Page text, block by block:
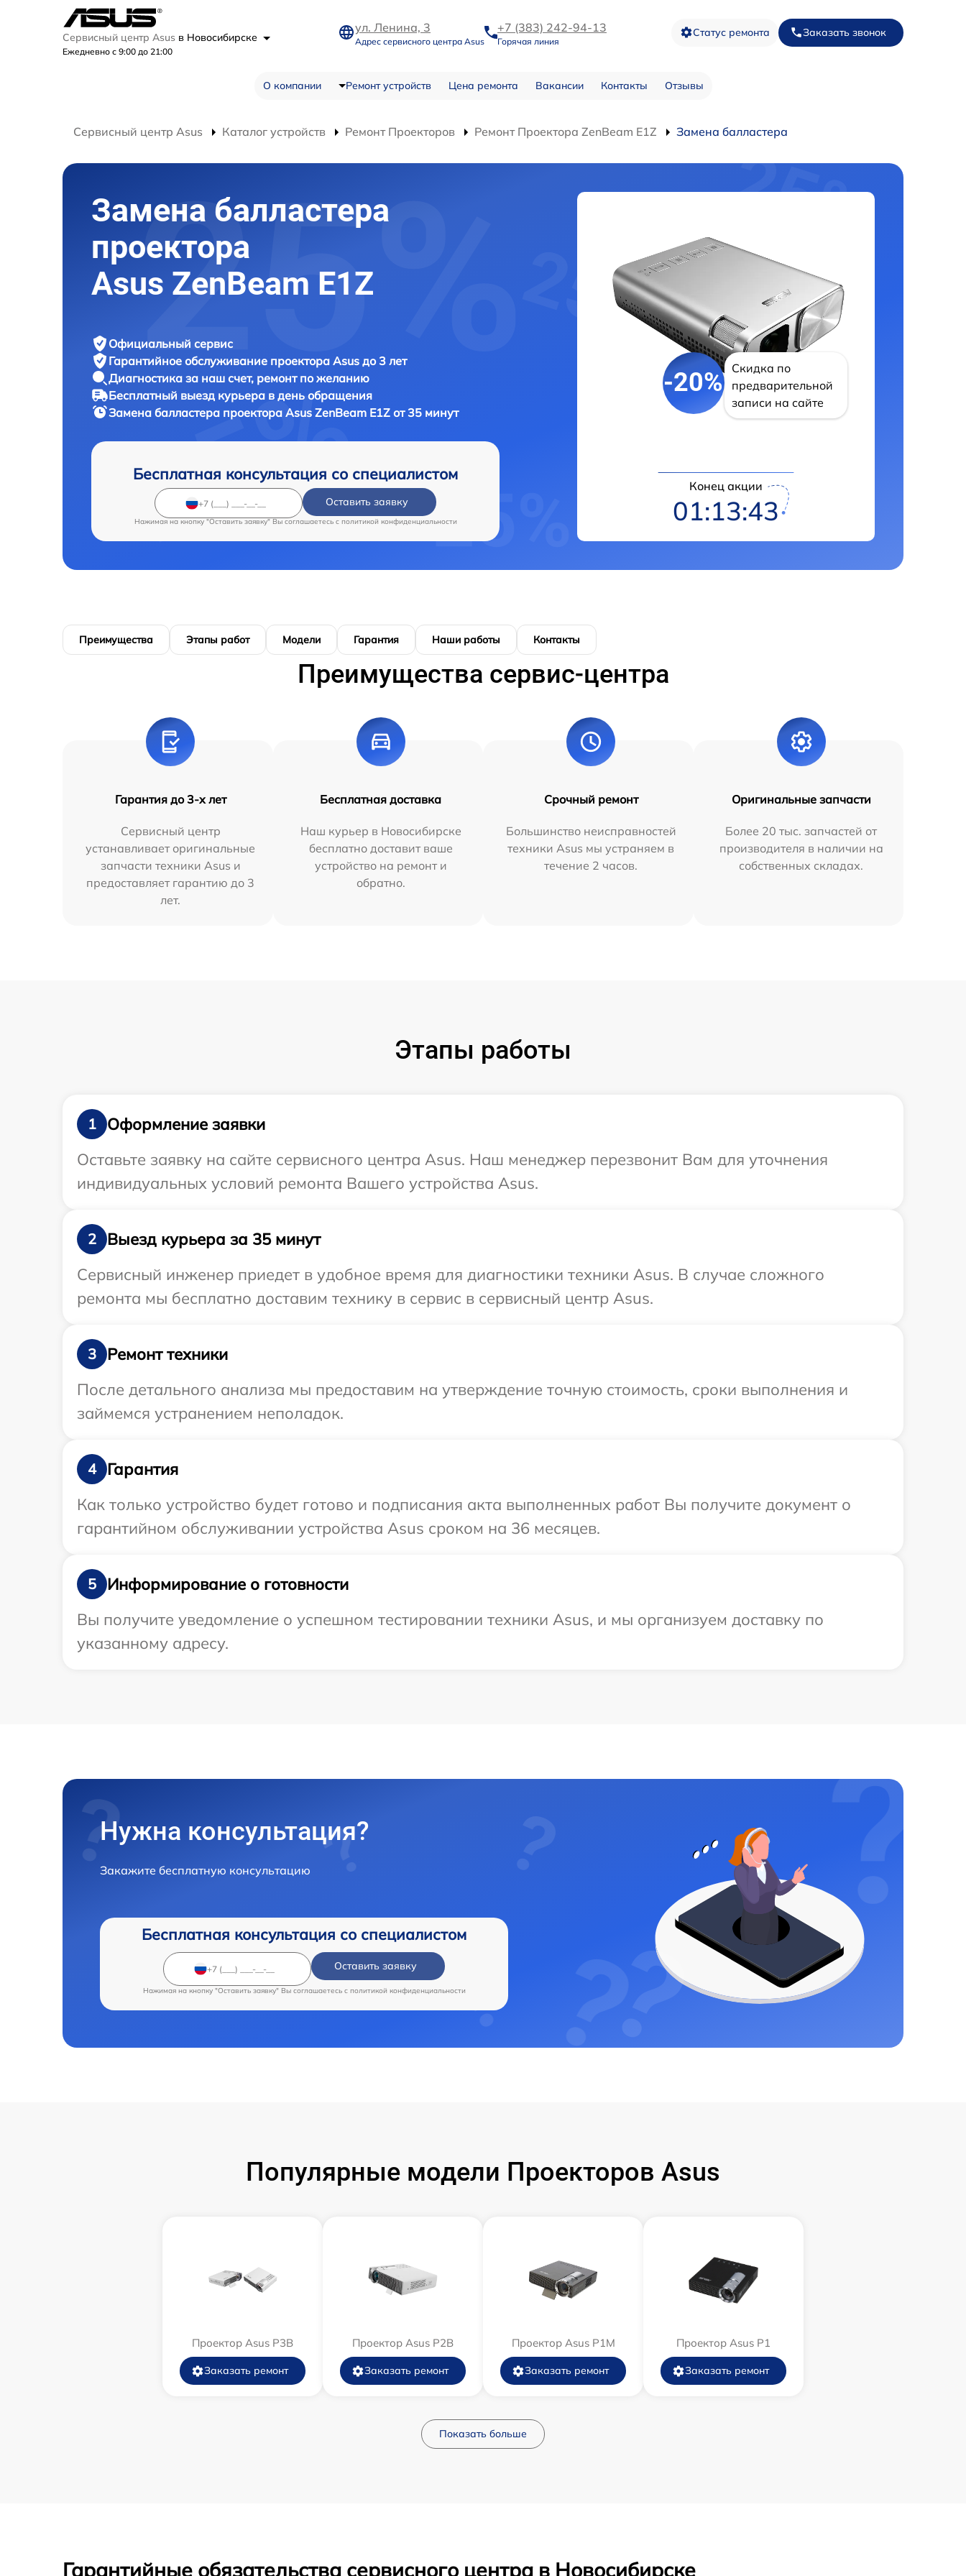
Сервисный центр Asus в Новосибирске
Ежедневно с 9:00 до 21:00
ул. Ленина, 3
Адрес сервисного центра Asus
+7 (383) 242-94-13
Горячая линия
Статус ремонта Заказать звонок
О компании Ремонт устройств Цена ремонта Вакансии Контакты Отзывы
Сервисный центр Asus Каталог устройств Ремонт Проекторов Ремонт Проектора ZenBeam E1Z Замена балластера
Замена балластера
проектора
Asus ZenBeam E1Z
Официальный сервис
Гарантийное обслуживание проектора Asus до 3 лет
Диагностика за наш счет, ремонт по желанию
Бесплатный выезд курьера в день обращения
Замена балластера проектора Asus ZenBeam E1Z от 35 минут
Бесплатная консультация со специалистом
Оставить заявку
Нажимая на кнопку "Оставить заявку" Вы соглашаетесь c политикой конфиденциальности
-20%
Скидка по
предварительной
записи на сайте
Конец акции
01:13:42
Преимущества Этапы работ Модели Гарантия Наши работы Контакты
Преимущества сервис-центра
Гарантия до 3-х лет
Сервисный центр
устанавливает оригинальные
запчасти техники Asus и
предоставляет гарантию до 3
лет.
Бесплатная доставка
Наш курьер в Новосибирске
бесплатно доставит ваше
устройство на ремонт и
обратно.
Срочный ремонт
Большинство неисправностей
техники Asus мы устраняем в
течение 2 часов.
Оригинальные запчасти
Более 20 тыс. запчастей от
производителя в наличии на
собственных складах.
Этапы работы
1
Оформление заявки
Оставьте заявку на сайте сервисного центра Asus. Наш менеджер перезвонит Вам для уточнения
индивидуальных условий ремонта Вашего устройства Asus.
2
Выезд курьера за 35 минут
Сервисный инженер приедет в удобное время для диагностики техники Asus. В случае сложного
ремонта мы бесплатно доставим технику в сервис в сервисный центр Asus.
3
Ремонт техники
После детального анализа мы предоставим на утверждение точную стоимость, сроки выполнения и
займемся устранением неполадок.
4
Гарантия
Как только устройство будет готово и подписания акта выполненных работ Вы получите документ о
гарантийном обслуживании устройства Asus сроком на 36 месяцев.
5
Информирование о готовности
Вы получите уведомление о успешном тестировании техники Asus, и мы организуем доставку по
указанному адресу.
Нужна консультация?
Закажите бесплатную консультацию
Бесплатная консультация со специалистом
Оставить заявку
Нажимая на кнопку "Оставить заявку" Вы соглашаетесь c политикой конфиденциальности
Популярные модели Проекторов Asus
Проектор Asus P3B
Заказать ремонт
Проектор Asus P2B
Заказать ремонт
Проектор Asus P1M
Заказать ремонт
Проектор Asus P1
Заказать ремонт
Показать больше
Гарантийные обязательства сервисного центра в Новосибирске